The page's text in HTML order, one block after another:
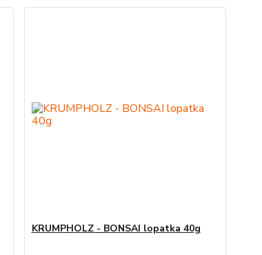
KRUMPHOLZ - BONSAI lopatka 40g